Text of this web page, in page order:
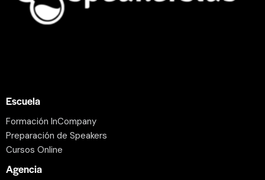
Escuela
Formación InCompany
Preparación de Speakers
Cursos Online
Agencia